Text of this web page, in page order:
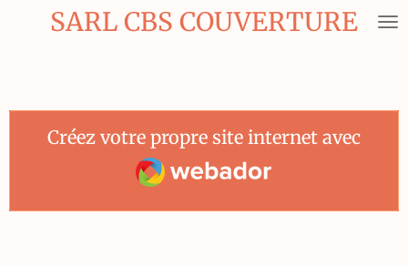
PasserSARL CBS COUVERTURE
Créez votre propre site internet avec
Webador